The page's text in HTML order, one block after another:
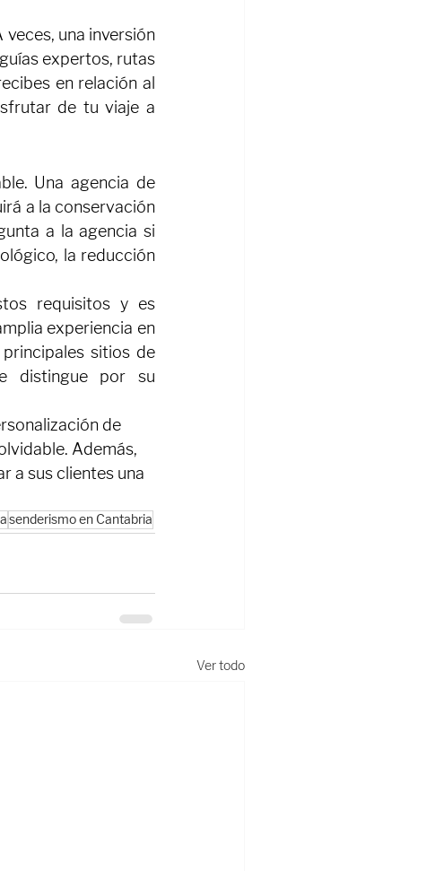
una inversión
expertos, rutas
en relación al
de tu viaje a
Una agencia de
a la conservación
a la agencia si
la reducción
requisitos y es
experiencia en
sitios de
distingue por su
de
Además,
a sus clientes una
senderismo en Cantabria
Ver todo